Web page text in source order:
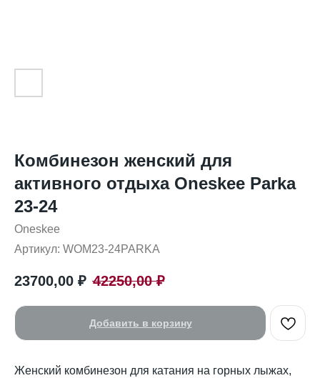
Комбинезон женский для
активного отдыха Oneskee Parka
23-24
Oneskee
Артикул: WOM23-24PARKA
23700,00 ₽ 42250,00 ₽
Добавить в корзину
Женский комбинезон для катания на горных лыжах,